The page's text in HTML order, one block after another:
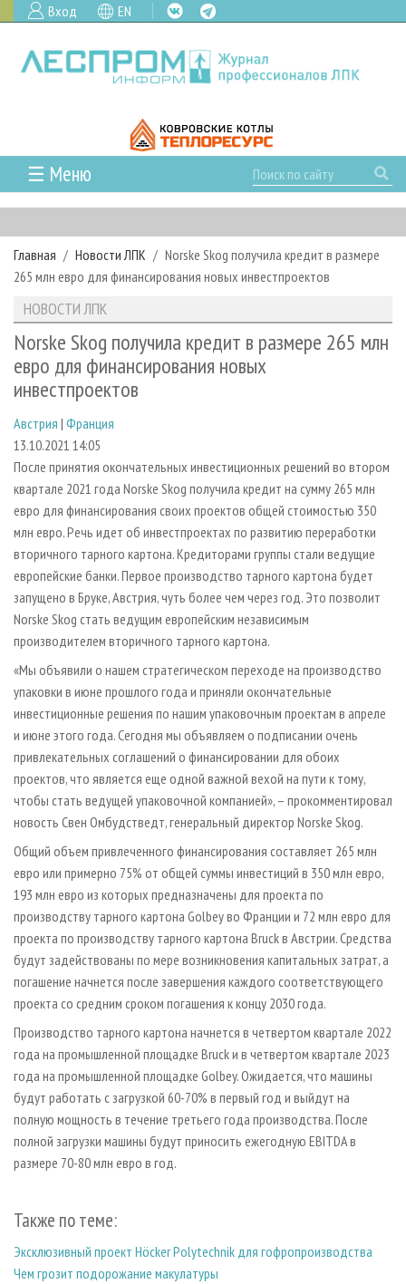
Вход EN
☰ Меню
ГЛАВНАЯ
РУБРИКИ И ТЕМЫ
РУБРИКИ ЖУРНАЛА
ЛЕСОЗАГОТОВКА
ЛЕСОПИЛЕНИЕ
ДЕРЕВООБРАБОТКА
СУШКА ДРЕВЕСИНЫ
ПРОИЗВОДСТВО ДРЕВЕСНЫХ ПЛИТ
ДЕРЕВЯННОЕ ДОМОСТРОЕНИЕ
ПРОИЗВОДСТВО МЕБЕЛИ
БИОЭНЕРГЕТИКА
ЦБП
ИНСТРУМЕНТ И МАТЕРИАЛЫ
НОВОСТИ
НОВОСТИ ЛПК
НОВОСТИ ЖУРНАЛА
НОВОСТИ КОМПАНИЙ
ПРОЕКТЫ ЛПИ
АНАЛИТИКА
ПРЕДПРИЯТИЯ ЛПК
ЛЕСНЫЕ РЕГИОНЫ РОССИИ
ПЕРСОНЫ
МОБИЛЬНЫЕ ВЫСТАВКИ
ОФИЦИАЛЬНЫЕ ДЕЛЕГАЦИИ
ПРИОРИТЕТНЫЕ ИНВЕСТПРОЕКТЫ
RUSSIAN FORESTRY REVIEW
ГАЗЕТА ЛЕСПРОМФОРУМ
БИБЛИОТЕКА СПЕЦИАЛИСТА
АРХИВ
АРХИВ ЖУРНАЛОВ
СТАТЬИ
О ЖУРНАЛЕ
ПОДПИСКА
КОНТАКТЫ
РЕКЛАМОДАТЕЛЯМ
РЕКЛАМА
РЕКЛАМА НА САЙТЕ
Главная Новости ЛПК
Norske Skog получила кредит в размере
265 млн евро для финансирования новых инвестпроектов
НОВОСТИ ЛПК
Norske Skog получила кредит в размере 265 млн
евро для финансирования новых
инвестпроектов
Австрия | Франция
13.10.2021 14:05
После принятия окончательных инвестиционных решений во втором
квартале 2021 года Norske Skog получила кредит на сумму 265 млн
евро для финансирования своих проектов общей стоимостью 350
млн евро. Речь идет об инвестпроектах по развитию переработки
вторичного тарного картона. Кредиторами группы стали ведущие
европейские банки. Первое производство тарного картона будет
запущено в Бруке, Австрия, чуть более чем через год. Это позволит
Norske Skog стать ведущим европейским независимым
производителем вторичного тарного картона.
«Мы объявили о нашем стратегическом переходе на производство
упаковки в июне прошлого года и приняли окончательные
инвестиционные решения по нашим упаковочным проектам в апреле
и июне этого года. Сегодня мы объявляем о подписании очень
привлекательных соглашений о финансировании для обоих
проектов, что является еще одной важной вехой на пути к тому,
чтобы стать ведущей упаковочной компанией», – прокомментировал
новость Свен Омбудстведт, генеральный директор Norske Skog.
Общий объем привлеченного финансирования составляет 265 млн
евро или примерно 75% от общей суммы инвестиций в 350 млн евро,
193 млн евро из которых предназначены для проекта по
производству тарного картона Golbey во Франции и 72 млн евро для
проекта по производству тарного картона Bruck в Австрии. Средства
будут задействованы по мере возникновения капитальных затрат, а
погашение начнется после завершения каждого соответствующего
проекта со средним сроком погашения к концу 2030 года.
Производство тарного картона начнется в четвертом квартале 2022
года на промышленной площадке Bruck и в четвертом квартале 2023
года на промышленной площадке Golbey. Ожидается, что машины
будут работать с загрузкой 60-70% в первый год и выйдут на
полную мощность в течение третьего года производства. После
полной загрузки машины будут приносить ежегодную EBITDA в
размере 70-80 млн евро в год.
Также по теме:
Эксклюзивный проект Höcker Polytechnik для гофропроизводства
Чем грозит подорожание макулатуры